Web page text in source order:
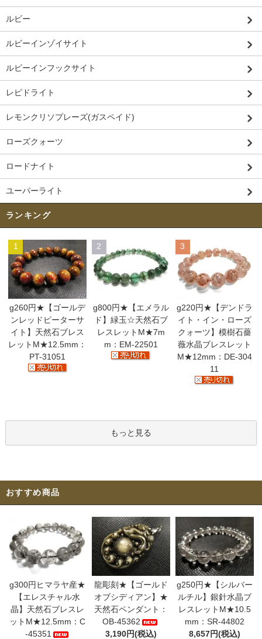
ルビー
ルビーインゾイサイト
ルビーインフックサイト
レピドライト
レモンクリソプレーズ(ガスペイド)
ローズクォーツ
ロードナイト
ユーパーライト
ランキング
1
g260円★【ゴールデ
ンレッドピーターサ
イト】天然石ブレス
レットM★12.5mm：
PT-31051
2
g800円★【エメラル
ド】緑玉☆天然石ブ
レスレットM★7m
m：EM-22501
3
g220円★【デンドラ
イト・イン・ローズ
クォーツ】模樹石薔
薇水晶ブレスレット
M★12mm：DE-304
11
もっと見る
おすすめ商品
g300円ヒマラヤ産★
【エレスチャル水
晶】天然石ブレスレ
ットM★12.5mm：C
-45351
龍彫刻★【ゴールド
オブシディアン】★
天然石ペンダント：
OB-45362
3,190円(税込)
g250円★【シルバー
ルチル】銀針水晶ブ
レスレットM★10.5
mm：SR-44802
8,657円(税込)